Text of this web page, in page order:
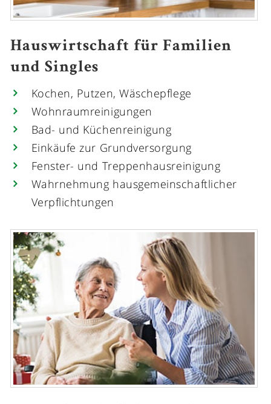
Hauswirtschaft für Familien
und Singles
Kochen, Putzen, Wäschepflege
Wohnraumreinigungen
Bad- und Küchenreinigung
Einkäufe zur Grundversorgung
Fenster- und Treppenhausreinigung
Wahrnehmung hausgemeinschaftlicher
Verpflichtungen